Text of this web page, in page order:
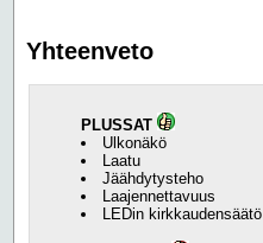
Yhteenveto
PLUSSAT
Ulkonäkö
Laatu
Jäähdytysteho
Laajennettavuus
LEDin kirkkaudensäätö